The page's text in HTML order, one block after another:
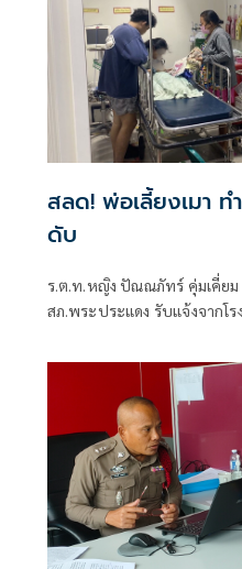
สลด! พ่อเลี้ยงเมา ท
ดับ
ร.ต.ท.หญิง ปัณณภัทร์ คุ่มเคี่ยม
สภ.พระประแดง รับแจ้งจากโ
หน้าที่มูลนิธิปอเต็กตึ้ง